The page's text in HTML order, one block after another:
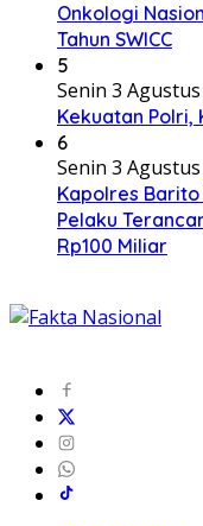
Onkologi
Tahun SWICC
5
Senin 3
Kekuatan Polri,
6
Senin 3
Kapolres Barito
Pelaku
Rp100 Miliar